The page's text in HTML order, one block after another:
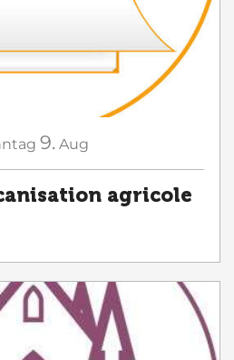
9. Aug
agricole